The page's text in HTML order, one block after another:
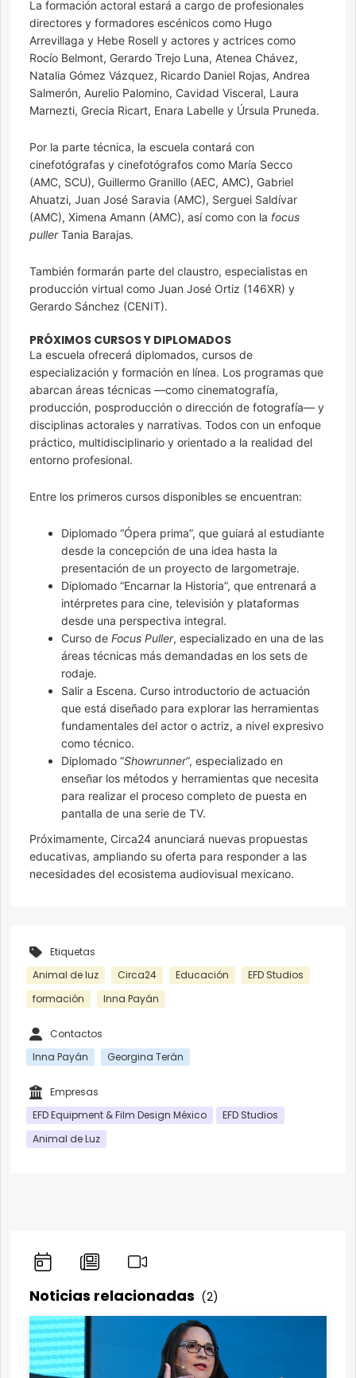
La formación actoral estará a cargo de profesionales
directores y formadores escénicos como Hugo
Arrevillaga y Hebe Rosell y actores y actrices como
Rocío Belmont, Gerardo Trejo Luna, Atenea Chávez,
Natalia Gómez Vázquez, Ricardo Daniel Rojas, Andrea
Salmerón, Aurelio Palomino, Cavidad Visceral, Laura
Marnezti, Grecia Ricart, Enara Labelle y Úrsula Pruneda.
Por la parte técnica, la escuela contará con
cinefotógrafas y cinefotógrafos como María Secco
(AMC, SCU), Guillermo Granillo (AEC, AMC), Gabriel
Ahuatzi, Juan José Saravia (AMC), Serguei Saldívar
(AMC), Ximena Amann (AMC), así como con la focus
pullerTania Barajas.
También formarán parte del claustro, especialistas en
producción virtual como Juan José Ortiz (146XR) y
Gerardo Sánchez (CENIT).
PRÓXIMOS CURSOS Y DIPLOMADOS
La escuela ofrecerá diplomados, cursos de
especialización y formación en línea. Los programas que
abarcan áreas técnicas —como cinematografía,
producción, posproducción o dirección de fotografía— y
disciplinas actorales y narrativas. Todos con un enfoque
práctico, multidisciplinario y orientado a la realidad del
entorno profesional.
Entre los primeros cursos disponibles se encuentran:
Diplomado “Ópera prima”, que guiará al estudiante
desde la concepción de una idea hasta la
presentación de un proyecto de largometraje.
Diplomado “Encarnar la Historia”, que entrenará a
intérpretes para cine, televisión y plataformas
desde una perspectiva integral.
Curso de Focus Puller, especializado en una de las
áreas técnicas más demandadas en los sets de
rodaje.
Salir a Escena. Curso introductorio de actuación
que está diseñado para explorar las herramientas
fundamentales del actor o actriz, a nivel expresivo
como técnico.
Diplomado “Showrunner”, especializado en
enseñar los métodos y herramientas que necesita
para realizar el proceso completo de puesta en
pantalla de una serie de TV.
Próximamente, Circa24 anunciará nuevas propuestas
educativas, ampliando su oferta para responder a las
necesidades del ecosistema audiovisual mexicano.
Etiquetas
Animal de luz
Circa24 Educación
EFD Studios
formación
Inna Payán
Contactos
Inna Payán
Georgina Terán
Empresas
EFD Equipment & Film Design México
EFD Studios
Animal de Luz
Noticias relacionadas (2)